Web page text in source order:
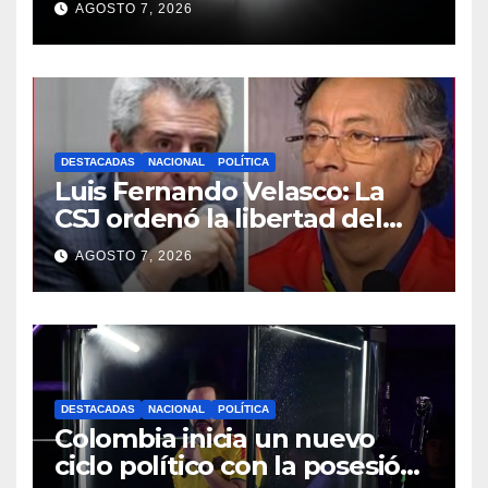
España
AGOSTO 7, 2026
DESTACADAS NACIONAL POLÍTICA
Luis Fernando Velasco: La
CSJ ordenó la libertad del
exministro del Interior, así
reaccionó Petro
AGOSTO 7, 2026
DESTACADAS NACIONAL POLÍTICA
Colombia inicia un nuevo
ciclo político con la posesión